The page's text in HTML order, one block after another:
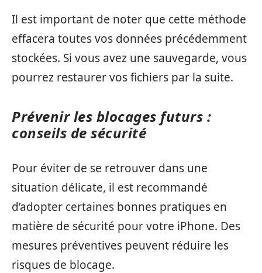
Il est important de noter que cette méthode
effacera toutes vos données précédemment
stockées. Si vous avez une sauvegarde, vous
pourrez restaurer vos fichiers par la suite.
Prévenir les blocages futurs :
conseils de sécurité
Pour éviter de se retrouver dans une
situation délicate, il est recommandé
d’adopter certaines bonnes pratiques en
matière de sécurité pour votre iPhone. Des
mesures préventives peuvent réduire les
risques de blocage.